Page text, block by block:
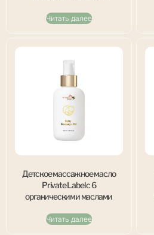
Читать далее
Детское массажное масло
Private Label с 6
органическими маслами
Читать далее